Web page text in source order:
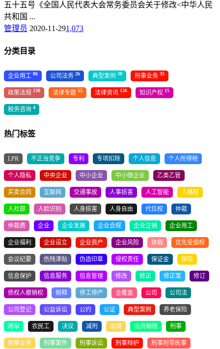
五十五号《全国人民代表大会常务委员会关于修改<中华人民
共和国 ...
管理员 2020-11-291,073
分类目录
企业用工 86 公司法务 26 典型案例 30 刑事业务 35
政策法规 138 法律专题 15 法律资讯 126 知识产权 15
税务咨询 4
热门标签
LPR 不正当竞争 专利 专项扣除 个人信息 个人所得税
个人隐私 中央企业 中小企业 中小微企业 乙类乙管
买卖合同 互联网 交通事故 人事损害 人工智能 人格权
人社部 人脸识别 人身损害 人身自由 代位权 仲裁
仲裁费 企业 企业发展 企业合规 企业注销 企业用工
企业福利 企业设立 企业资产 企业风险 休假 优先受偿权
会议纪要 伤残津贴 伪造印章 侵权责任 保证金 保险
信息保护 信息服务 信息管理 修改 修正 修正案 修订
债权人撤销权 假释 停工停产 全覆盖 公司 公司法
公司登记 公益诉讼 公约 公证 典型案例 养老保险
再审 农民工 决议 减刑 出境 出资期限 刑事
刑事业务 刑事案件 刑事诉讼 刑事辩护 刑事附带民事